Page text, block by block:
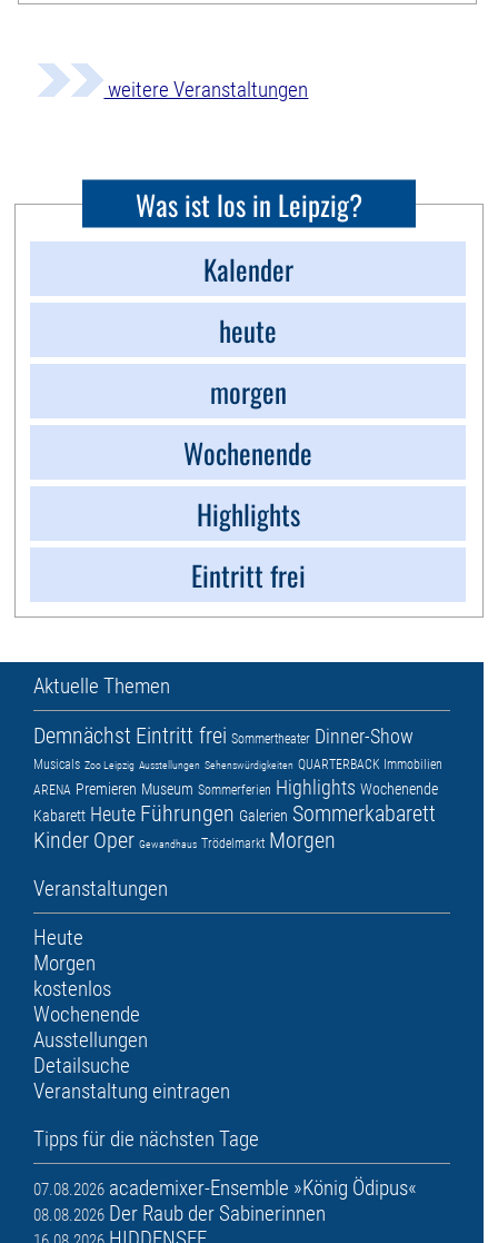
weitere Veranstaltungen
Was ist los in Leipzig?
Kalender
heute
morgen
Wochenende
Highlights
Eintritt frei
Aktuelle Themen
Demnächst Eintritt frei Sommertheater Dinner-Show
Musicals Zoo Leipzig Ausstellungen Sehenswürdigkeiten QUARTERBACK Immobilien
ARENA Premieren Museum Sommerferien Highlights Wochenende
Kabarett Heute Führungen Galerien Sommerkabarett
Kinder Oper Gewandhaus Trödelmarkt Morgen
Veranstaltungen
Heute
Morgen
kostenlos
Wochenende
Ausstellungen
Detailsuche
Veranstaltung eintragen
Tipps für die nächsten Tage
07.08.2026 academixer-Ensemble »König Ödipus«
08.08.2026 Der Raub der Sabinerinnen